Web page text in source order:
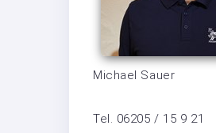
Michael Sauer
Tel. 06205 / 15 9 21